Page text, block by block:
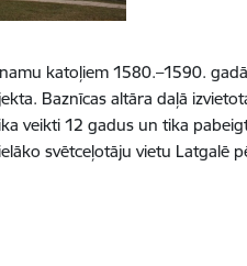
katoļiem 1580.–1590.
Baznīcas altāra daļā
veikti 12 gadus un tika
svētceļotāju vietu Latgalē